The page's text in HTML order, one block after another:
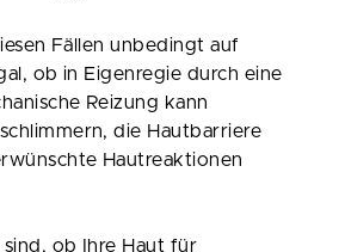
Fällen unbedingt auf
ob in Eigenregie durch eine
Reizung kann
die Hautbarriere
Hautreaktionen
ob Ihre Haut für